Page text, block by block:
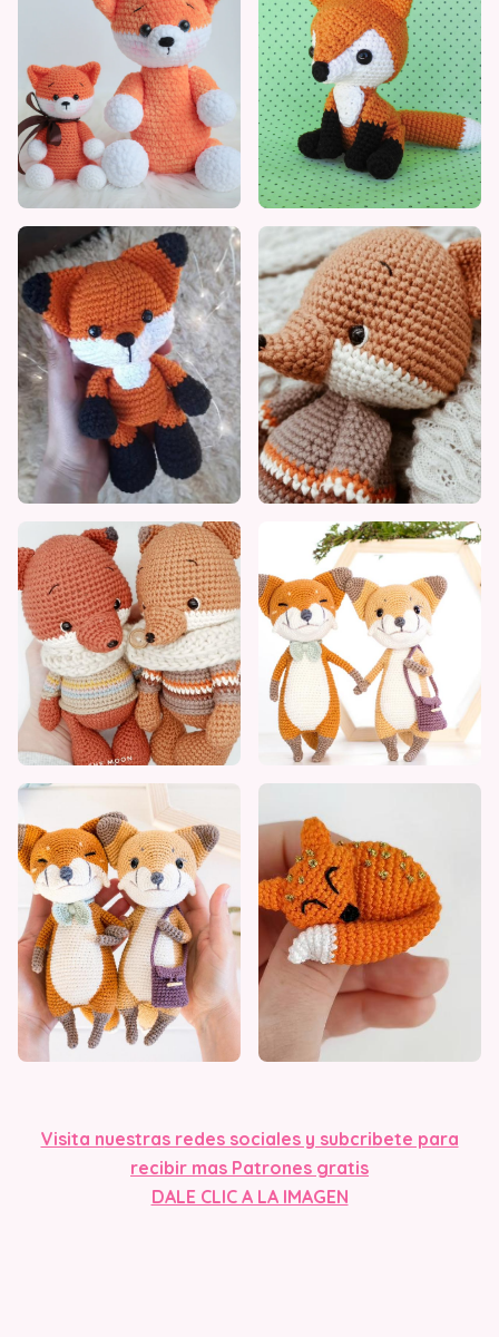
Visita nuestras redes sociales y subcribete para
recibir mas Patrones gratis
DALE CLIC A LA IMAGEN